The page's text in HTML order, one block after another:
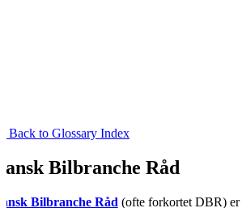
« Back to Glossary Index
Bilbranche Råd
Bilbranche Råd (ofte forkortet DBR) er